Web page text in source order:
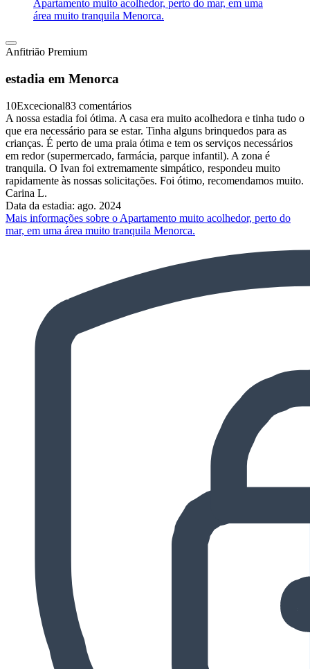
Apartamento muito acolhedor, perto do mar, em uma
área muito tranquila Menorca.
Anfitrião Premium
estadia em Menorca
10Excecional83 comentários
A nossa estadia foi ótima. A casa era muito acolhedora e tinha tudo o
que era necessário para se estar. Tinha alguns brinquedos para as
crianças. É perto de uma praia ótima e tem os serviços necessários
em redor (supermercado, farmácia, parque infantil). A zona é
tranquila. O Ivan foi extremamente simpático, respondeu muito
rapidamente às nossas solicitações. Foi ótimo, recomendamos muito.
Carina L.
Data da estadia: ago. 2024
Mais informações sobre o Apartamento muito acolhedor, perto do
mar, em uma área muito tranquila Menorca.